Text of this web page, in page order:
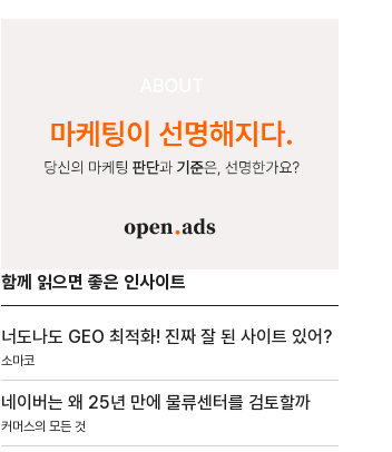
함께 읽으면 좋은 인사이트
너도나도 GEO 최적화! 진짜 잘 된 사이트 있어?
소마코
네이버는 왜 25년 만에 물류센터를 검토할까
커머스의 모든 것